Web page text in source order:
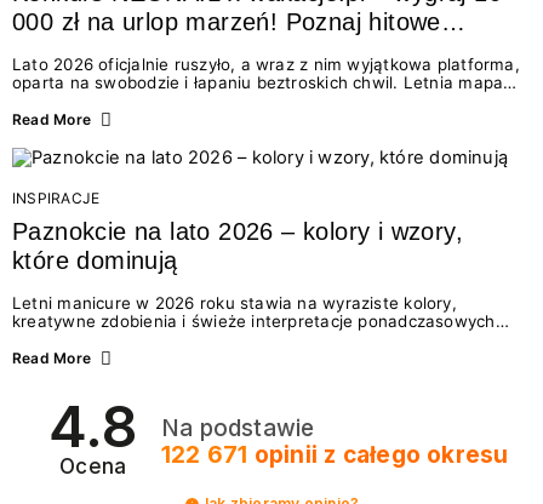
000 zł na urlop marzeń! Poznaj hitowe
Lato 2026 oficjalnie ruszyło, a wraz z nim wyjątkowa platforma,
oparta na swobodzie i łapaniu beztroskich chwil. Letnia mapa
doświadczenia wakacji – od spontanicznych wyjazdów, przez
Motywem przewodnim jest eksplorowanie i kolekcjonowanie
letnich momentów. Z tej okazji przygotowaliśmy coś absolutnie
wyjątkowego: wielki konkurs z wakacje.pl oraz dawkę
najgorętszych trendów w...
Read More
INSPIRACJE
Paznokcie na lato 2026 – kolory i wzory,
które dominują
Letni manicure w 2026 roku stawia na wyraziste kolory,
kreatywne zdobienia i świeże interpretacje ponadczasowych
zarówno energetycznych odcieni inspirowanych wakacjami, jak
2026? Znajdź inspirację dla swojego manicure!
Read More
4.8
Ocena
Na podstawie
122 671 opinii z całego okresu